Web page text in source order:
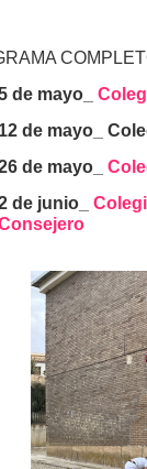
de mayo_
12 de mayo_
de mayo_
de junio_